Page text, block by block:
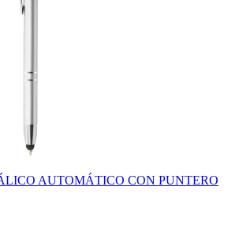
AUTOMÁTICO CON PUNTERO